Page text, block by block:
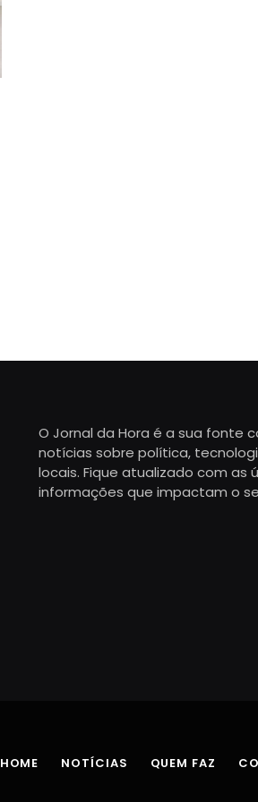
O Jornal da Hora é a sua fonte
notícias sobre política,
locais. Fique atualizado com as
informações que impactam o
HOME NOTÍCIAS QUEM FAZ